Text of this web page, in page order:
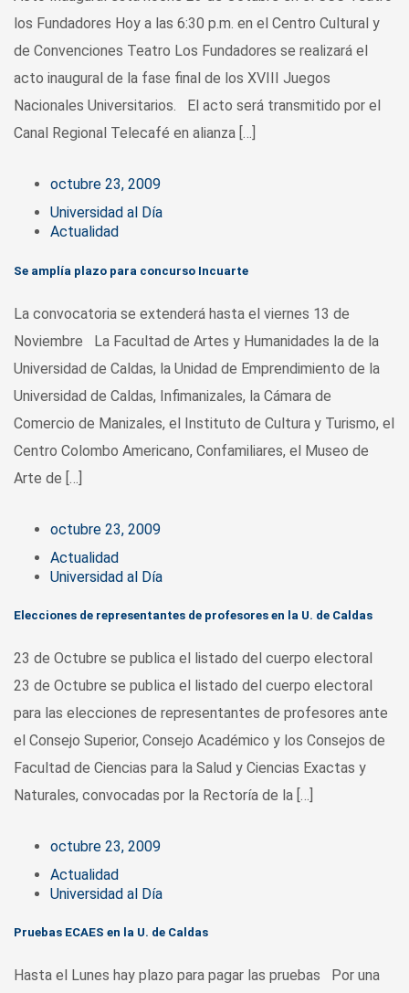
los Fundadores Hoy a las 6:30 p.m. en el Centro Cultural y
de Convenciones Teatro Los Fundadores se realizará el
acto inaugural de la fase final de los XVIII Juegos
Nacionales Universitarios. El acto será transmitido por el
Canal Regional Telecafé en alianza […]
octubre 23, 2009
Universidad al Día
Actualidad
Se amplía plazo para concurso Incuarte
La convocatoria se extenderá hasta el viernes 13 de
Noviembre La Facultad de Artes y Humanidades la de la
Universidad de Caldas, la Unidad de Emprendimiento de la
Universidad de Caldas, Infimanizales, la Cámara de
Comercio de Manizales, el Instituto de Cultura y Turismo, el
Centro Colombo Americano, Confamiliares, el Museo de
Arte de […]
octubre 23, 2009
Actualidad
Universidad al Día
Elecciones de representantes de profesores en la U. de Caldas
23 de Octubre se publica el listado del cuerpo electoral
23 de Octubre se publica el listado del cuerpo electoral
para las elecciones de representantes de profesores ante
el Consejo Superior, Consejo Académico y los Consejos de
Facultad de Ciencias para la Salud y Ciencias Exactas y
Naturales, convocadas por la Rectoría de la […]
octubre 23, 2009
Actualidad
Universidad al Día
Pruebas ECAES en la U. de Caldas
Hasta el Lunes hay plazo para pagar las pruebas Por una